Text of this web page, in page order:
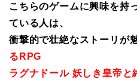
こちらのゲームに興味を持
ている人は、
衝撃的で壮絶なストーリが
るRPG
ラグナドール 妖しき皇帝と